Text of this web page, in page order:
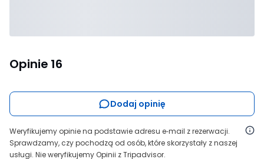
Opinie 16
Dodaj opinię
Weryfikujemy opinie na podstawie adresu e‑mail z rezerwacji.
Sprawdzamy, czy pochodzą od osób, które skorzystały z naszej
usługi. Nie weryfikujemy Opinii z Tripadvisor.